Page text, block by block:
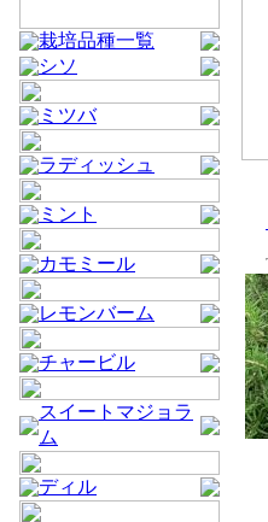
栽培品種一覧
シソ
ミツバ
ラディッシュ
ミント
カモミール
レモンバーム
チャービル
スイートマジョラ
ム
ディル